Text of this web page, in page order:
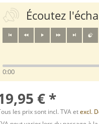
Écoutez
0:00
€ *
les prix sont incl. TVA etexcl.